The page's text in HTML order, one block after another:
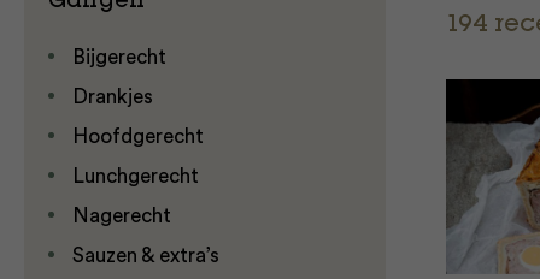
Bijgerecht
Drankjes
Hoofdgerecht
Lunchgerecht
Nagerecht
Sauzen & extra’s
194